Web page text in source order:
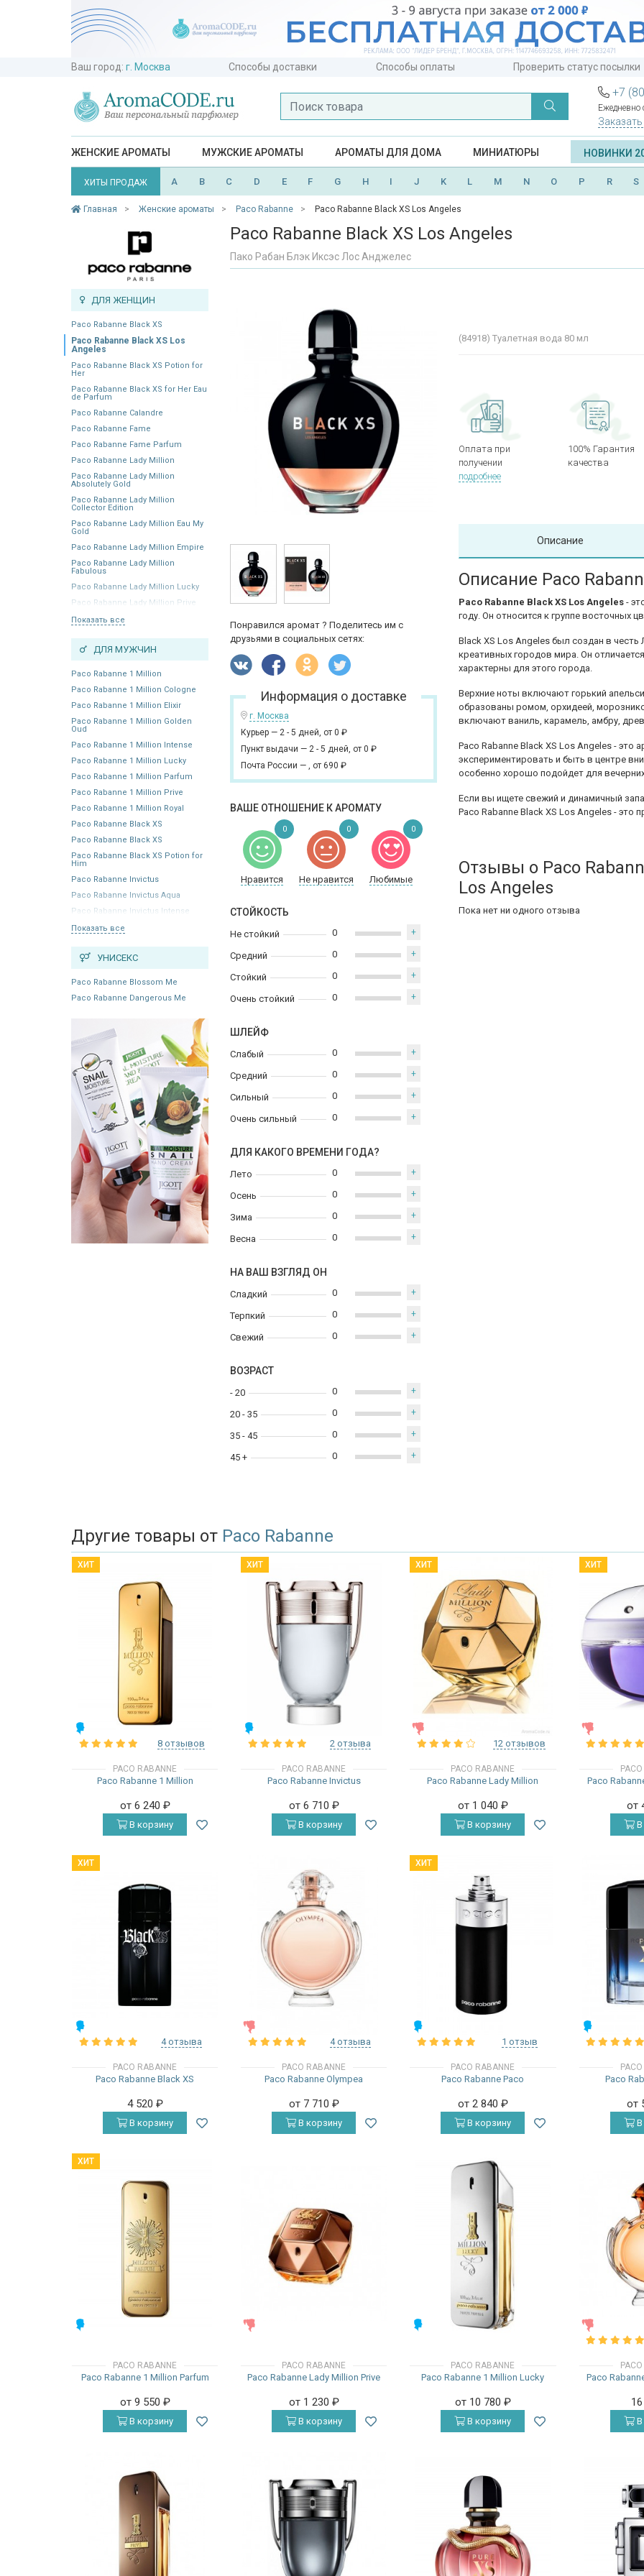
Ваш город: г. Москва Способы доставки Способы оплаты Проверить статус посылки
+7
Ежедневно
ЖЕНСКИЕ АРОМАТЫ МУЖСКИЕ АРОМАТЫ АРОМАТЫ ДЛЯ ДОМА МИНИАТЮРЫ НОВИНКИ
ХИТЫ ПРОДАЖ A B C D E F G H I J K L M N O P R S
Главная Женские ароматы Paco Rabanne Paco Rabanne Black XS Los Angeles
ДЛЯ ЖЕНЩИН
Paco Rabanne Black XS
Paco Rabanne Black XS Los
Angeles
Paco Rabanne Black XS Potion for
Her
Paco Rabanne Black XS for Her Eau
de Parfum
Paco Rabanne Calandre
Paco Rabanne Fame
Paco Rabanne Fame Parfum
Paco Rabanne Lady Million
Paco Rabanne Lady Million
Absolutely Gold
Paco Rabanne Lady Million
Collector Edition
Paco Rabanne Lady Million Eau My
Gold
Paco Rabanne Lady Million Empire
Paco Rabanne Lady Million
Fabulous
Paco Rabanne Lady Million Lucky
Paco Rabanne Lady Million Prive
Показать все
ДЛЯ МУЖЧИН
Paco Rabanne 1 Million
Paco Rabanne 1 Million Cologne
Paco Rabanne 1 Million Elixir
Paco Rabanne 1 Million Golden
Oud
Paco Rabanne 1 Million Intense
Paco Rabanne 1 Million Lucky
Paco Rabanne 1 Million Parfum
Paco Rabanne 1 Million Prive
Paco Rabanne 1 Million Royal
Paco Rabanne Black XS
Paco Rabanne Black XS
Paco Rabanne Black XS Potion for
Him
Paco Rabanne Invictus
Paco Rabanne Invictus Aqua
Paco Rabanne Invictus Intense
Показать все
УНИСЕКС
Paco Rabanne Blossom Me
Paco Rabanne Dangerous Me
Paco Rabanne Black XS Los Angeles
Пако Рабан Блэк Иксэс Лос Анджелес
Понравился аромат ? Поделитесь им с
друзьями в социальных сетях:
Информация о доставке
г. Москва
Курьер — 2 - 5 дней, от 0 ₽
Пункт выдачи — 2 - 5 дней, от 0 ₽
Почта России — , от 690 ₽
ВАШЕ ОТНОШЕНИЕ К АРОМАТУ
Нравится Не нравится Любимые
0 0 0
СТОЙКОСТЬ
Не стойкий
Средний
Стойкий
Очень стойкий
0 +
0 +
0 +
0 +
ШЛЕЙФ
Слабый
Средний
Сильный
Очень сильный
0 +
0 +
0 +
0 +
ДЛЯ КАКОГО ВРЕМЕНИ ГОДА?
Лето
Осень
Зима
Весна
0 +
0 +
0 +
0 +
НА ВАШ ВЗГЛЯД ОН
Сладкий
Терпкий
Свежий
0 +
0 +
0 +
ВОЗРАСТ
- 20
20 - 35
35 - 45
45 +
0 +
0 +
0 +
0 +
(84918) Туалетная вода 80 мл
Оплата при
получении
подробнее
100% Гарантия
качества
Описание
Описание Paco
Paco Rabanne Black XS Los Angeles -
году. Он относится к группе восточных
Black XS Los Angeles был создан в
креативных городов мира. Он
характерны для этого города.
Верхние ноты включают горький
образованы ромом, орхидеей,
включают ваниль, карамель, амбру,
Paco Rabanne Black XS Los Angeles -
экспериментировать и быть в центре
особенно хорошо подойдет для
Если вы ищете свежий и динамичный
Paco Rabanne Black XS Los Angeles - это
Отзывы о Paco
Los Angeles
Пока нет ни одного отзыва
Другие товары от Paco Rabanne
ХИТ
МУЖСКИЕ
8 отзывов
PACO RABANNE
Paco Rabanne 1 Million
от 6 240 ₽
В корзину
ХИТ
МУЖСКИЕ
2 отзыва
PACO RABANNE
Paco Rabanne Invictus
от 6 710 ₽
В корзину
ХИТ
12 отзывов
PACO RABANNE
Paco Rabanne Lady Million
от 1 040 ₽
В корзину
ХИТ
Paco
от
В
ХИТ
4 отзыва
PACO RABANNE
Paco Rabanne Black XS
4 520 ₽
В корзину
4 отзыва
PACO RABANNE
Paco Rabanne Olympea
от 7 710 ₽
В корзину
ХИТ
1 отзыв
PACO RABANNE
Paco Rabanne Paco
от 2 840 ₽
В корзину
Paco
от
В
ХИТ
PACO RABANNE
Paco Rabanne 1 Million Parfum
от 9 550 ₽
В корзину
PACO RABANNE
Paco Rabanne Lady Million Prive
от 1 230 ₽
В корзину
МУЖСКИЕ
PACO RABANNE
Paco Rabanne 1 Million Lucky
от 10 780 ₽
В корзину
Paco
В